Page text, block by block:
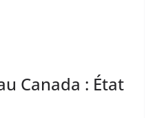
Canada : État